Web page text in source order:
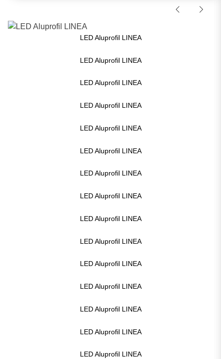
LED Aluprofil LINEA
LED Aluprofil LINEA
LED Aluprofil LINEA
LED Aluprofil LINEA
LED Aluprofil LINEA
LED Aluprofil LINEA
LED Aluprofil LINEA
LED Aluprofil LINEA
LED Aluprofil LINEA
LED Aluprofil LINEA
LED Aluprofil LINEA
LED Aluprofil LINEA
LED Aluprofil LINEA
LED Aluprofil LINEA
LED Aluprofil LINEA